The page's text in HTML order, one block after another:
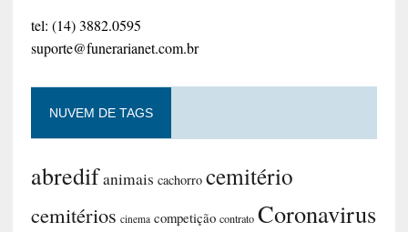
tel: (14) 3882.0595
suporte@funerarianet.com.br
NUVEM DE TAGS
abredifanimais cachorro cemitério
cemitérios cinema competição contrato Coronavirus